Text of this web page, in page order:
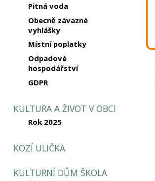
Pitná voda
Obecně závazné
vyhlášky
Místní poplatky
Odpadové
hospodářství
GDPR
KULTURA A ŽIVOT V OBCI
Rok 2025
KOZÍ ULIČKA
KULTURNÍ DŮM ŠKOLA